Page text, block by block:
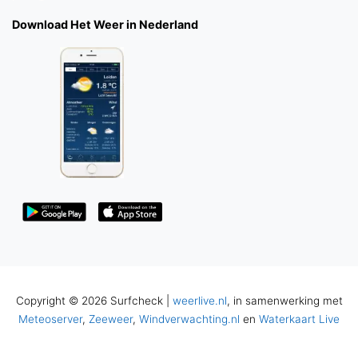
Download Het Weer in Nederland
Copyright © 2026 Surfcheck | weerlive.nl, in samenwerking met
Meteoserver, Zeeweer, Windverwachting.nl en Waterkaart Live